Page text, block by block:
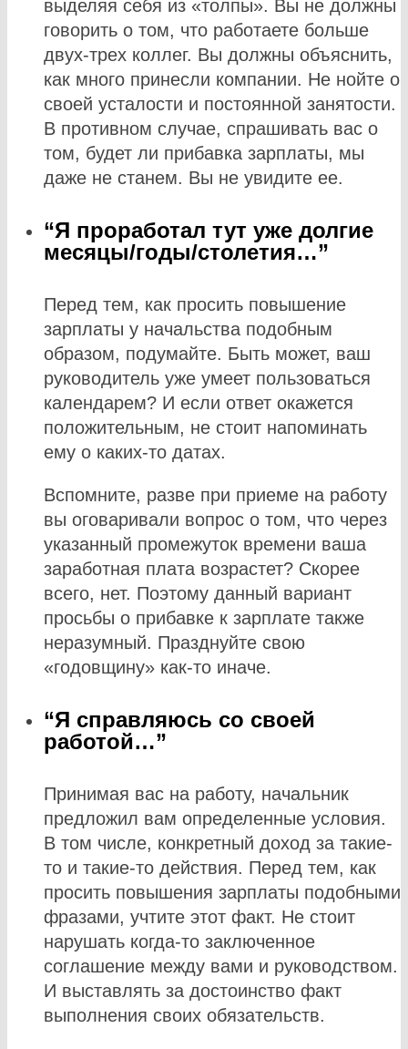
выделяя себя из «толпы». Вы не должны
говорить о том, что работаете больше
двух-трех коллег. Вы должны объяснить,
как много принесли компании. Не нойте о
своей усталости и постоянной занятости.
В противном случае, спрашивать вас о
том, будет ли прибавка зарплаты, мы
даже не станем. Вы не увидите ее.
“Я проработал тут уже долгие
месяцы/годы/столетия…”
Перед тем, как просить повышение
зарплаты у начальства подобным
образом, подумайте. Быть может, ваш
руководитель уже умеет пользоваться
календарем? И если ответ окажется
положительным, не стоит напоминать
ему о каких-то датах.
Вспомните, разве при приеме на работу
вы оговаривали вопрос о том, что через
указанный промежуток времени ваша
заработная плата возрастет? Скорее
всего, нет. Поэтому данный вариант
просьбы о прибавке к зарплате также
неразумный. Празднуйте свою
«годовщину» как-то иначе.
“Я справляюсь со своей
работой…”
Принимая вас на работу, начальник
предложил вам определенные условия.
В том числе, конкретный доход за такие-
то и такие-то действия. Перед тем, как
просить повышения зарплаты подобными
фразами, учтите этот факт. Не стоит
нарушать когда-то заключенное
соглашение между вами и руководством.
И выставлять за достоинство факт
выполнения своих обязательств.